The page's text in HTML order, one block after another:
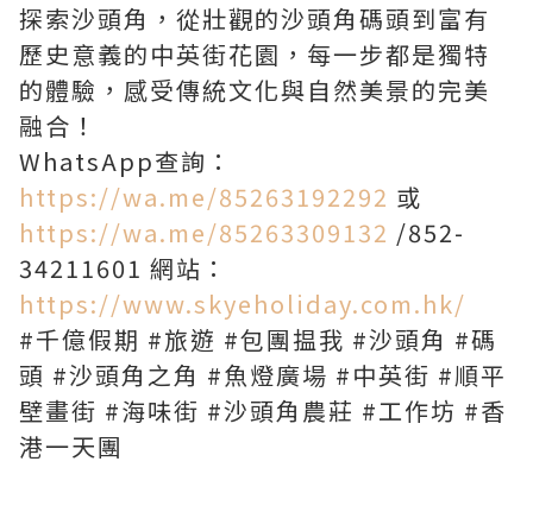
探索沙頭角，從壯觀的沙頭角碼頭到富有
歷史意義的中英街花園，每一步都是獨特
的體驗，感受傳統文化與自然美景的完美
融合！
WhatsApp查詢：
https://wa.me/85263192292 或
https://wa.me/85263309132 /852-
34211601 網站：
https://www.skyeholiday.com.hk/
#千億假期 #旅遊 #包團揾我 #沙頭角 #碼
頭 #沙頭角之角 #魚燈廣場 #中英街 #順平
壁畫街 #海味街 #沙頭角農莊 #工作坊 #香
港一天團